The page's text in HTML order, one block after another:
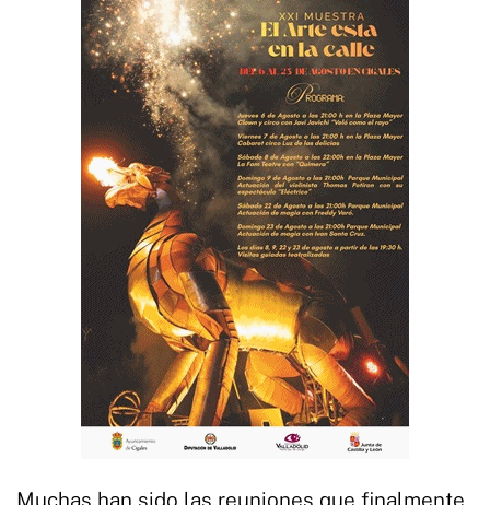
Muchas han sido las reuniones que finalmente